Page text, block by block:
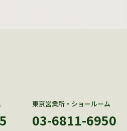
東京営業所・ショールーム
03-6811-6950